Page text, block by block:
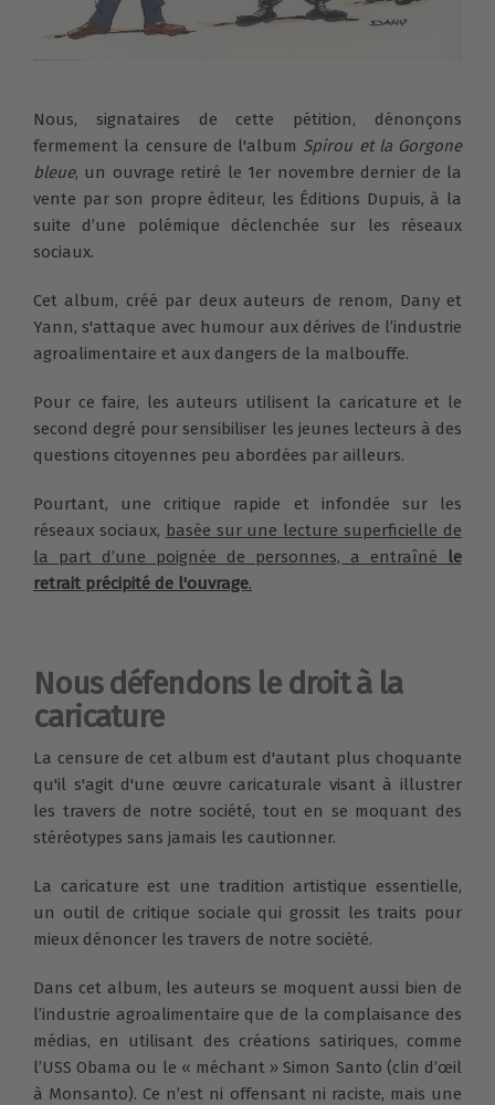
Nous, signataires de cette pétition, dénonçons
fermement la censure de l'album Spirou et la Gorgone
bleue, un ouvrage retiré le 1er novembre dernier de la
vente par son propre éditeur, les Éditions Dupuis, à la
suite d’une polémique déclenchée sur les réseaux
sociaux.
Cet album, créé par deux auteurs de renom, Dany et
Yann, s'attaque avec humour aux dérives de l’industrie
agroalimentaire et aux dangers de la malbouffe.
Pour ce faire, les auteurs utilisent la caricature et le
second degré pour sensibiliser les jeunes lecteurs à des
questions citoyennes peu abordées par ailleurs.
Pourtant, une critique rapide et infondée sur les
réseaux sociaux, basée sur une lecture superficielle de
la part d’une poignée de personnes, a entraîné le
retrait précipité de l'ouvrage.
Nous défendons le droit à la
caricature
La censure de cet album est d'autant plus choquante
qu'il s'agit d'une œuvre caricaturale visant à illustrer
les travers de notre société, tout en se moquant des
stéréotypes sans jamais les cautionner.
La caricature est une tradition artistique essentielle,
un outil de critique sociale qui grossit les traits pour
mieux dénoncer les travers de notre société.
Dans cet album, les auteurs se moquent aussi bien de
l’industrie agroalimentaire que de la complaisance des
médias, en utilisant des créations satiriques, comme
l’USS Obama ou le « méchant » Simon Santo (clin d’œil
à Monsanto). Ce n’est ni offensant ni raciste, mais une